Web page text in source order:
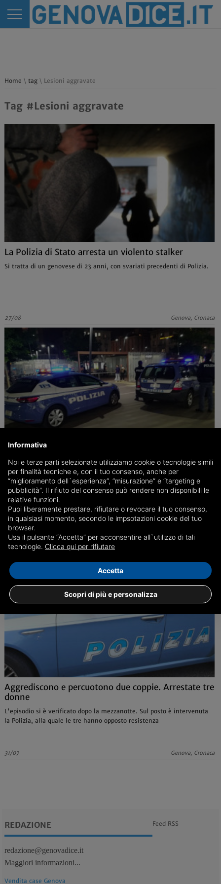
Home \ tag\ Lesioni aggravate
Tag #Lesioni aggravate
La Polizia di Stato arresta un violento stalker
Si tratta di un genovese di 23 anni, con svariati precedenti di Polizia.
27/08 Genova, Cronaca
aggredisce a sua volta i poliziotti: arrestata
La giovane, ubriaca fradicia, ha sferrato pugni al volto agli agenti che
tentavano di contenerla. Sarà giudicata per direttissima
15/11 Genova, Cronaca
Aggrediscono e percuotono due coppie. Arrestate tre
donne
L'episodio si è verificato dopo la mezzanotte. Sul posto è intervenuta
la Polizia, alla quale le tre hanno opposto resistenza
31/07 Genova, Cronaca
REDAZIONE
redazione@genovadice.it
Maggiori informazioni...
Vendita case Genova
Feed RSS
Informativa
Noi e terze parti selezionate utilizziamo cookie o tecnologie simili
per finalità tecniche e, con il tuo consenso, anche per
“miglioramento dell`esperienza”, “misurazione” e “targeting e
pubblicità”. Il rifiuto del consenso può rendere non disponibili le
relative funzioni.
Puoi liberamente prestare, rifiutare o revocare il tuo consenso,
in qualsiasi momento, secondo le impsotazioni cookie del tuo
browser.
Usa il pulsante “Accetta” per acconsentire all`utilizzo di tali
tecnologie. Clicca qui per rifiutare
Scopri di più e personalizza
Accetta